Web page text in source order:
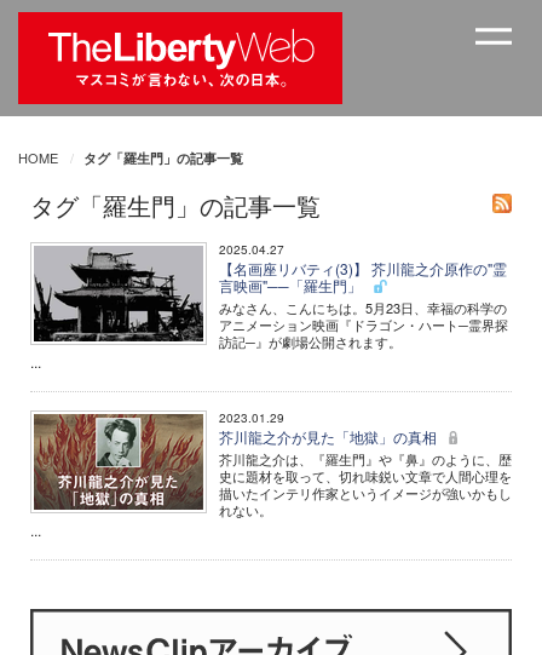
HOME タグ「羅生門」の記事一覧
タグ「羅生門」の記事一覧
2025.04.27
【名画座リバティ(3)】 芥川龍之介原作の"霊
言映画"──「羅生門」
みなさん、こんにちは。5月23日、幸福の科学の
アニメーション映画『ドラゴン・ハート─霊界探
訪記─』が劇場公開されます。
...
2023.01.29
芥川龍之介が見た「地獄」の真相
芥川龍之介は、『羅生門』や『鼻』のように、歴
史に題材を取って、切れ味鋭い文章で人間心理を
描いたインテリ作家というイメージが強いかもし
れない。
...